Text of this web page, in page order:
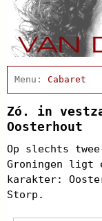
Home
Condoleance
Actueel
Arno Schrijft
Cabaret
Discografie
Projecten
Schnabbel en
Biografie
Zó. in
Oosterhout
Op slechts
Groningen ligt
karakter:
Storp.